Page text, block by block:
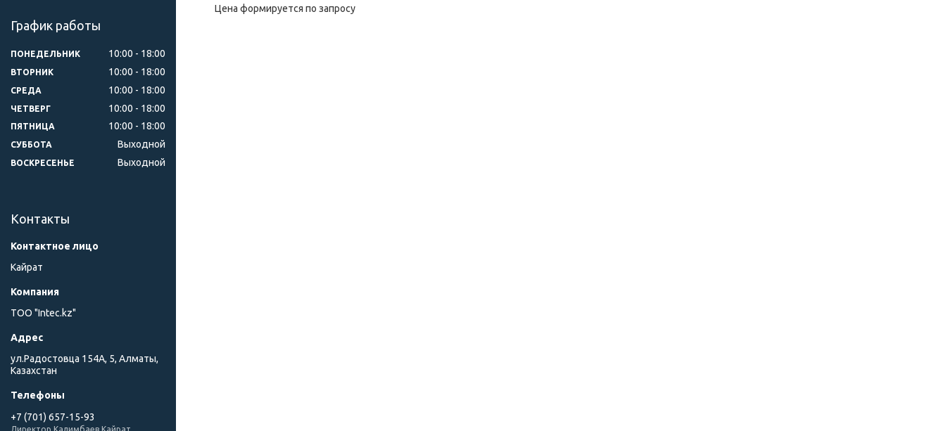
Цена формируется по запросу
График работы
ПОНЕДЕЛЬНИК 10:00 18:00
ВТОРНИК 10:00 18:00
СРЕДА 10:00 18:00
ЧЕТВЕРГ 10:00 18:00
ПЯТНИЦА 10:00 18:00
СУББОТА Выходной
ВОСКРЕСЕНЬЕ Выходной
Контакты
Кайрат
ТОО "Intec.kz"
ул.Радостовца 154А, 5, Алматы,
Казахстан
+7 (701) 657-15-93